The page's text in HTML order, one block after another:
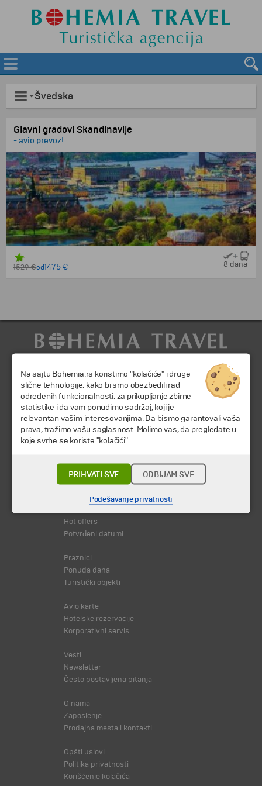
Švedska
Glavni gradovi Skandinavije
- avio prevoz!
1529 €od1475 € 8 dana
© 2026 TA BOHEMIA TRAVEL DOO. Sva prava zadržava.
Kalendar
Svi programi od A do Š
Hot offers
Potvrđeni datumi
Praznici
Ponuda dana
Turistički objekti
Avio karte
Hotelske rezervacije
Korporativni servis
Vesti
Newsletter
Često postavljena pitanja
O nama
Zaposlenje
Prodajna mesta i kontakti
Opšti uslovi
Politika privatnosti
Korišćenje kolačića
Na sajtu Bohemia.rs koristimo "kolačiće" i druge
slične tehnologije, kako bi smo obezbedili rad
određenih funkcionalnosti, za prikupljanje zbirne
statistike i da vam ponudimo sadržaj, koji je
relevantan vašim interesovanjima. Da bismo garantovali vaša
prava, tražimo vašu saglasnost. Molimo vas, da pregledate u
koje svrhe se koriste "kolačići".
PRIHVATI SVE ODBIJAM SVE
Podešavanje privatnosti